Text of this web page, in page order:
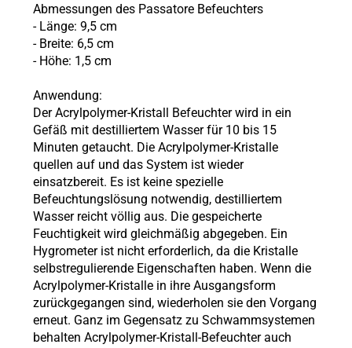
Abmessungen des Passatore Befeuchters
- Länge: 9,5 cm
- Breite: 6,5 cm
- Höhe: 1,5 cm
Anwendung:
Der Acrylpolymer-Kristall Befeuchter wird in ein
Gefäß mit destilliertem Wasser für 10 bis 15
Minuten getaucht. Die Acrylpolymer-Kristalle
quellen auf und das System ist wieder
einsatzbereit. Es ist keine spezielle
Befeuchtungslösung notwendig, destilliertem
Wasser reicht völlig aus. Die gespeicherte
Feuchtigkeit wird gleichmäßig abgegeben. Ein
Hygrometer ist nicht erforderlich, da die Kristalle
selbstregulierende Eigenschaften haben. Wenn die
Acrylpolymer-Kristalle in ihre Ausgangsform
zurückgegangen sind, wiederholen sie den Vorgang
erneut. Ganz im Gegensatz zu Schwammsystemen
behalten Acrylpolymer-Kristall-Befeuchter auch